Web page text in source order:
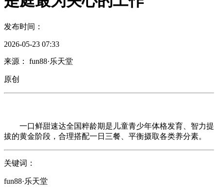
发布时间：
2026-05-23 07:33
来源： fun88·乐天堂
原创
一口鲜甜速达全国粹龄期是儿童青少年体格发育、智力提
拔的黄金阶段，合理搭配一日三餐、平衡摄取各类养分素。
关键词：
fun88·乐天堂